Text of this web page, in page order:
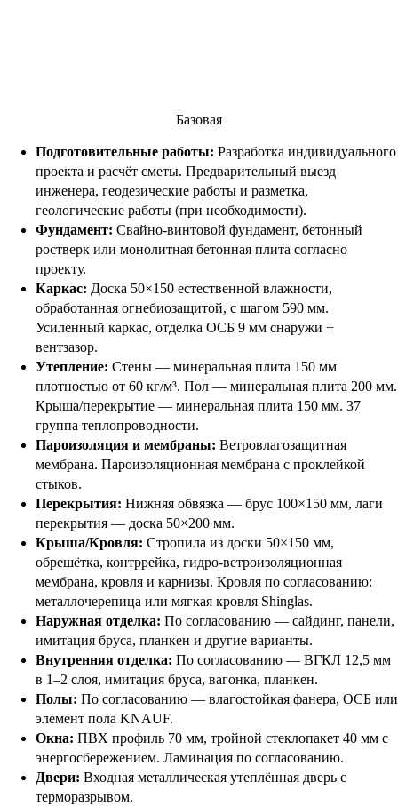
Базовая
Подготовительные работы: Разработка индивидуального
проекта и расчёт сметы. Предварительный выезд
инженера, геодезические работы и разметка,
геологические работы (при необходимости).
Фундамент: Свайно-винтовой фундамент, бетонный
ростверк или монолитная бетонная плита согласно
проекту.
Каркас: Доска 50×150 естественной влажности,
обработанная огнебиозащитой, с шагом 590 мм.
Усиленный каркас, отделка ОСБ 9 мм снаружи +
вентзазор.
Утепление: Стены — минеральная плита 150 мм
плотностью от 60 кг/м³. Пол — минеральная плита 200 мм.
Крыша/перекрытие — минеральная плита 150 мм. 37
группа теплопроводности.
Пароизоляция и мембраны: Ветровлагозащитная
мембрана. Пароизоляционная мембрана с проклейкой
стыков.
Перекрытия: Нижняя обвязка — брус 100×150 мм, лаги
перекрытия — доска 50×200 мм.
Крыша/Кровля: Стропила из доски 50×150 мм,
обрешётка, контррейка, гидро-ветроизоляционная
мембрана, кровля и карнизы. Кровля по согласованию:
металлочерепица или мягкая кровля Shinglas.
Наружная отделка: По согласованию — сайдинг, панели,
имитация бруса, планкен и другие варианты.
Внутренняя отделка: По согласованию — ВГКЛ 12,5 мм
в 1–2 слоя, имитация бруса, вагонка, планкен.
Полы: По согласованию — влагостойкая фанера, ОСБ или
элемент пола KNAUF.
Окна: ПВХ профиль 70 мм, тройной стеклопакет 40 мм с
энергосбережением. Ламинация по согласованию.
Двери: Входная металлическая утеплённая дверь с
терморазрывом.